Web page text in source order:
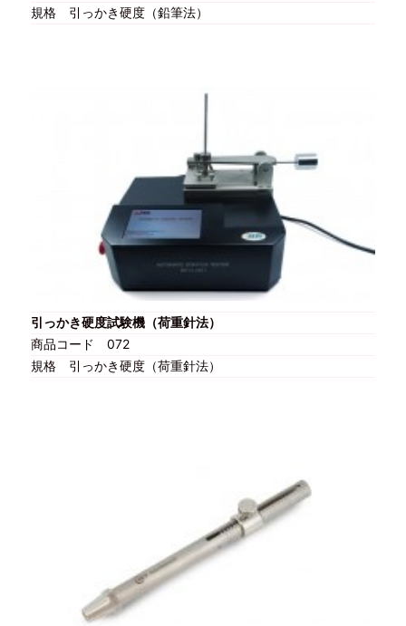
規格
引っかき硬度（鉛筆法）
引っかき硬度試験機（荷重針法）
商品コード
072
規格
引っかき硬度（荷重針法）